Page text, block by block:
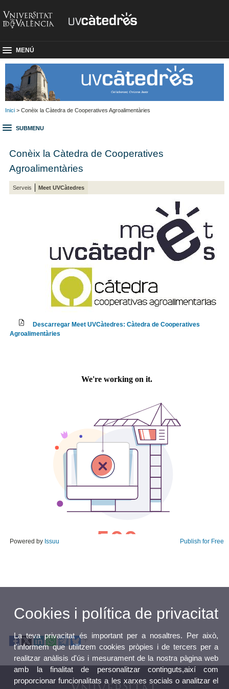
MENÚ
Inici > Conèix la Càtedra de Cooperatives Agroalimentàries
SUBMENU
Conèix la Càtedra de Cooperatives
Agroalimentàries
Serveis Meet UVCàtedres
Descarregar Meet UVCàtedres: Càtedra de Cooperatives
Agroalimentàries
Powered by Issuu Publish for Free
Cookies i política de privacitat
La teva privacitat és important per a nosaltres. Per això,
t'informem que utilitzem cookies pròpies i de tercers per a
realitzar anàlisis d'ús i mesurament de la nostra pàgina web
amb la finalitat de personalitzar continguts,així com
proporcionar funcionalitats a les xarxes socials o analitzar el